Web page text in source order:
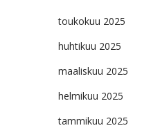
toukokuu 2025
huhtikuu 2025
maaliskuu 2025
helmikuu 2025
tammikuu 2025